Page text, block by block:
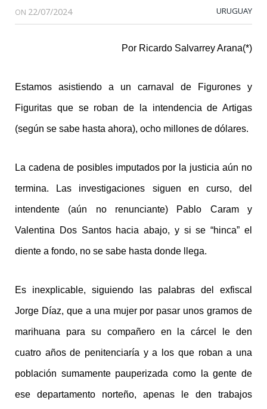
ON 22/07/2024 URUGUAY
Por Ricardo Salvarrey Arana(*)
Estamos asistiendo a un carnaval de Figurones y
Figuritas que se roban de la intendencia de Artigas
(según se sabe hasta ahora), ocho millones de dólares.
La cadena de posibles imputados por la justicia aún no
termina. Las investigaciones siguen en curso, del
intendente (aún no renunciante) Pablo Caram y
Valentina Dos Santos hacia abajo, y si se “hinca” el
diente a fondo, no se sabe hasta donde llega.
Es inexplicable, siguiendo las palabras del exfiscal
Jorge Díaz, que a una mujer por pasar unos gramos de
marihuana para su compañero en la cárcel le den
cuatro años de penitenciaría y a los que roban a una
población sumamente pauperizada como la gente de
ese departamento norteño, apenas le den trabajos